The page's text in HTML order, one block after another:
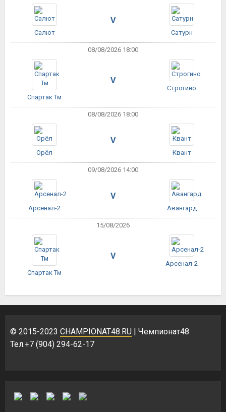
Салют
V
Сатурн
08/08/2026 18:00
Спартак Тм
V
Строгино
08/08/2026 18:00
Орёл
V
Квант
09/08/2026 14:00
Арсенал-2
V
Авангард
15/08/2026
Спартак Тм
V
Арсенал-2
© 2015-2023 CHAMPIONAT48.RU | Чемпионат48
Тел.+7 (904) 294-62-17